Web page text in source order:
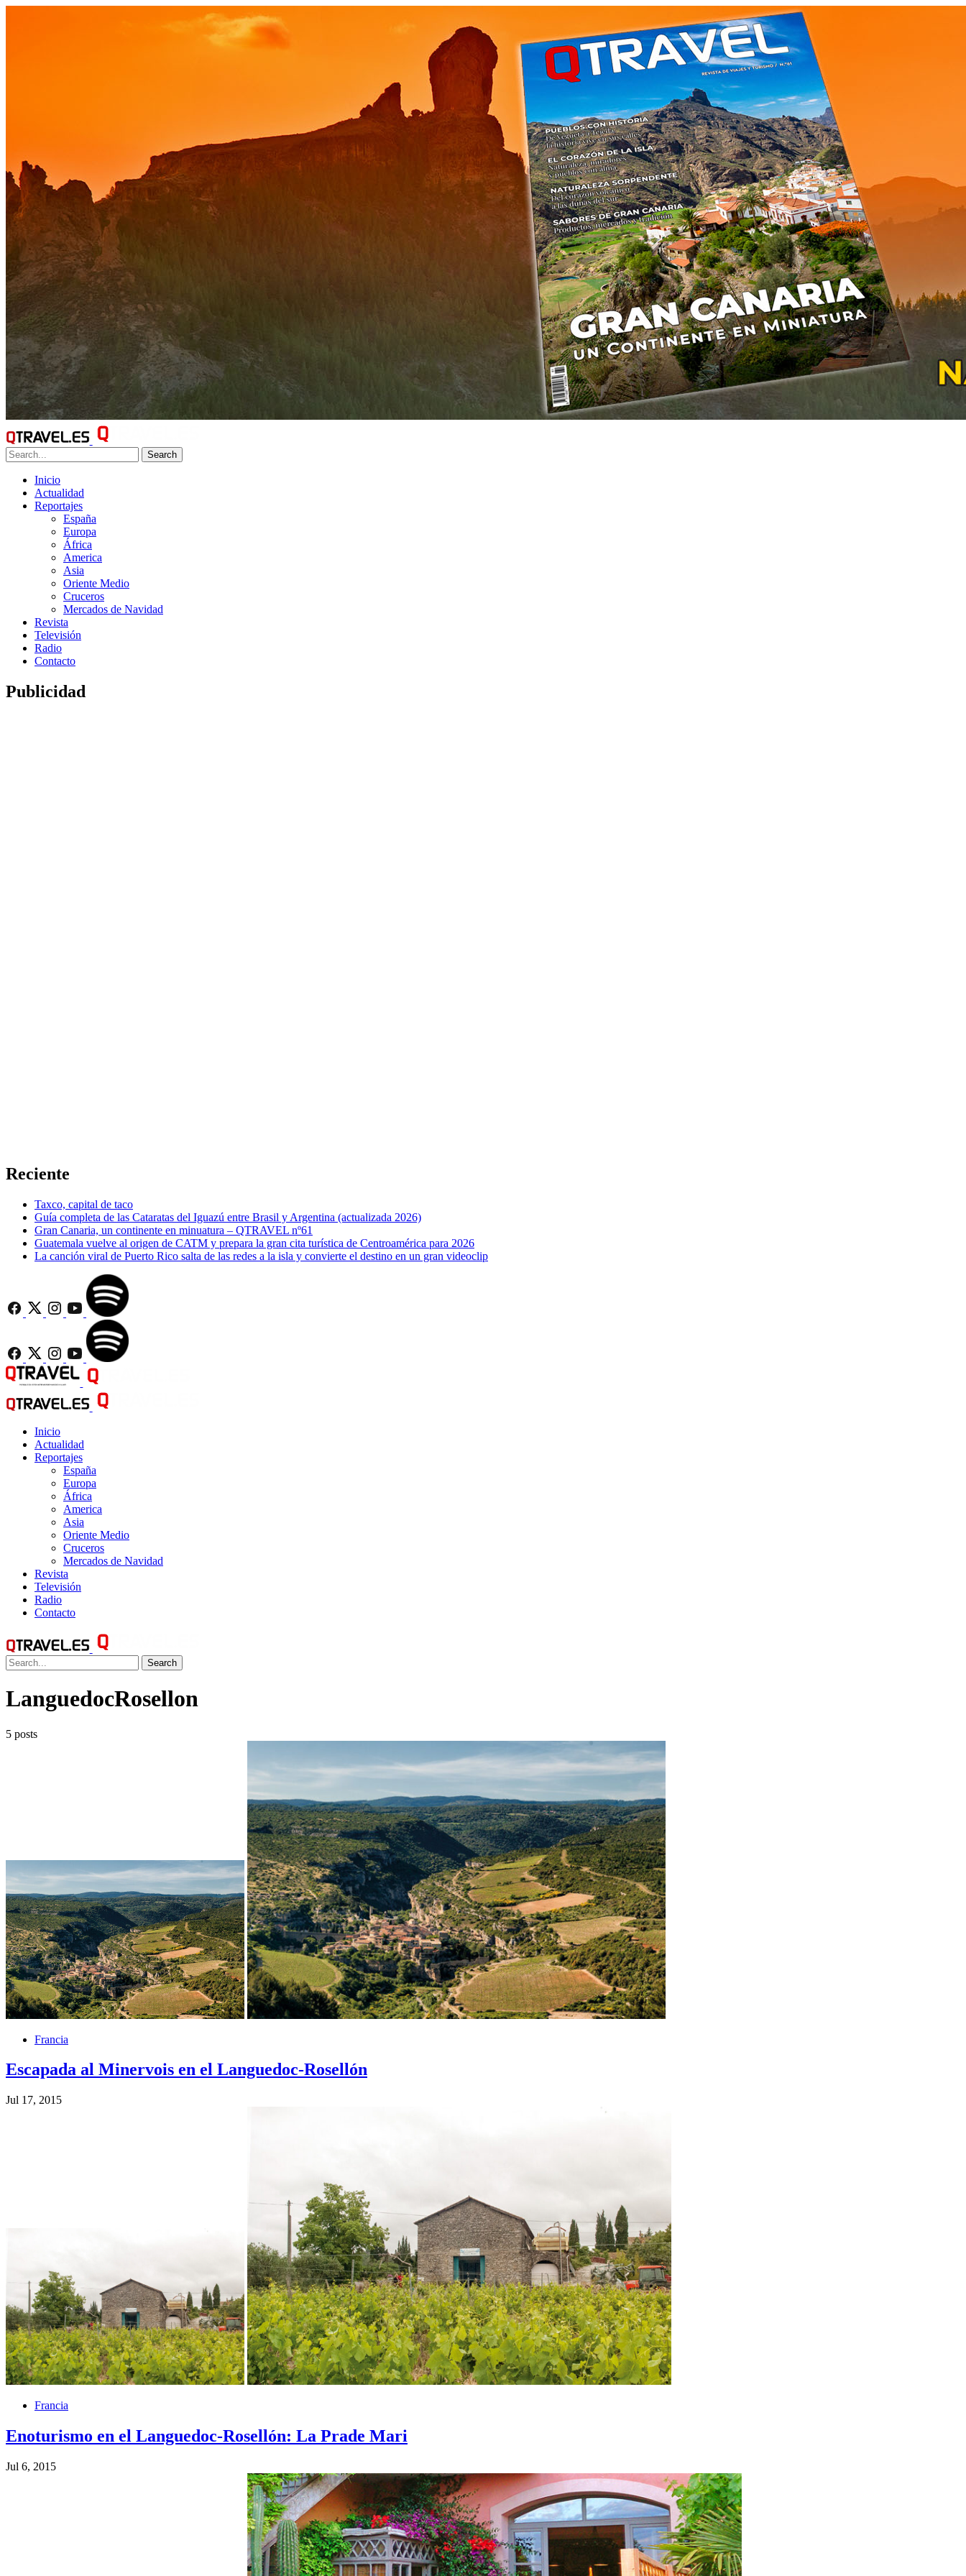
Search
Inicio
Actualidad
Reportajes
España
Europa
África
America
Asia
Oriente Medio
Cruceros
Mercados de Navidad
Revista
Televisión
Radio
Contacto
Publicidad
Reciente
Taxco, capital de taco
Guía completa de las Cataratas del Iguazú entre Brasil y Argentina (actualizada 2026)
Gran Canaria, un continente en minuatura – QTRAVEL nº61
Guatemala vuelve al origen de CATM y prepara la gran cita turística de Centroamérica para 2026
La canción viral de Puerto Rico salta de las redes a la isla y convierte el destino en un gran videoclip
Inicio
Actualidad
Reportajes
España
Europa
África
America
Asia
Oriente Medio
Cruceros
Mercados de Navidad
Revista
Televisión
Radio
Contacto
Search
LanguedocRosellon
5 posts
Francia
Escapada al Minervois en el Languedoc-Rosellón
Jul 17, 2015
Francia
Enoturismo en el Languedoc-Rosellón: La Prade Mari
Jul 6, 2015